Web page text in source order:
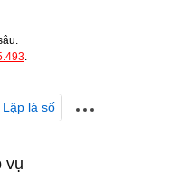
.
Lập lá số
vụ